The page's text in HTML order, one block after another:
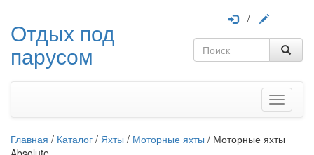
Отдых под
парусом
/
Меню
Главная / Каталог / Яхты / Моторные яхты / Моторные яхты